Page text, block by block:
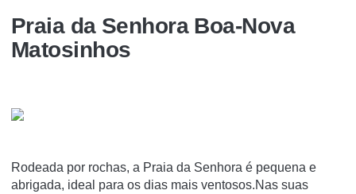
Praia da Senhora Boa-Nova
Matosinhos
Rodeada por rochas, a Praia da Senhora é pequena e
abrigada, ideal para os dias mais ventosos.Nas suas